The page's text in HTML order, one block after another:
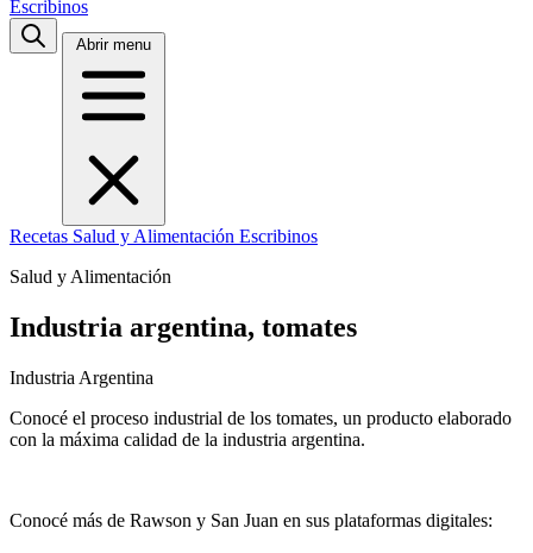
Escribinos
Abrir menu
Recetas Salud y Alimentación Escribinos
Salud y Alimentación
Industria argentina, tomates
Industria Argentina
Conocé el proceso industrial de los tomates, un producto elaborado
con la máxima calidad de la industria argentina.
Conocé más de Rawson y San Juan en sus plataformas digitales: